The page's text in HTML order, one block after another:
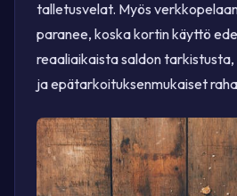
talletusvelat. Myös
paranee, koska kortin käyttö
reaaliaikaista saldon tarkistusta,
ja epätarkoituksenmukaiset